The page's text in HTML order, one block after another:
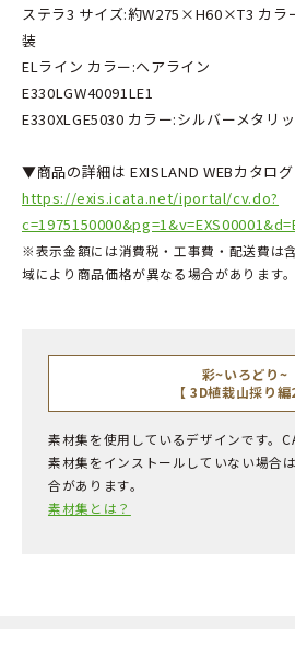
ステラ3 サイズ:約W275×H60×T3 カラ
装
ELライン カラー:ヘアライン
E330LGW40091LE1
E330XLGE5030 カラー:シルバーメタリ
▼商品の詳細は EXISLAND WEBカタロ
https://exis.icata.net/iportal/cv.do?
※表示金額には消費税・工事費・配送費は
域により商品価格が異なる場合があります
彩~いろどり~
【 3D植栽山採り編
素材集を使用しているデザインです。
素材集をインストールしていない場合
合があります。
素材集とは？